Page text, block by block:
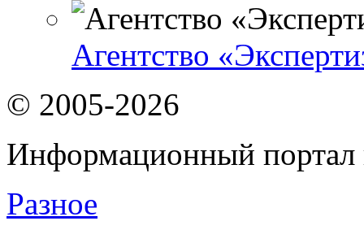
Агентство
© 2005-2026
Информационный портал
Разное